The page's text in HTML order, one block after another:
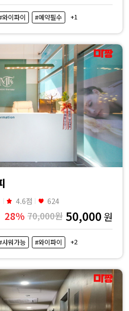
와이파이 #예약필수 +1
4.6점 624
28% 70,000원 50,000 원
샤워가능 #와이파이 +2